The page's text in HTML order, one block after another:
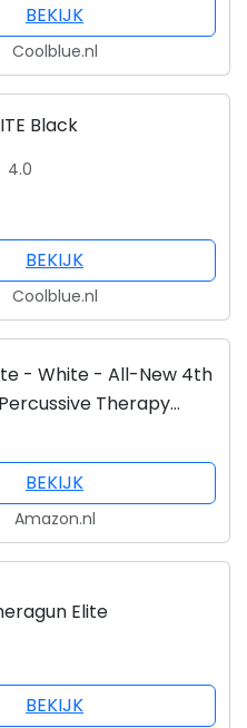
BEKIJK
Coolblue.nl
Black
4.0
BEKIJK
Coolblue.nl
- White - All-New 4th
Therapy
BEKIJK
Amazon.nl
Elite
BEKIJK